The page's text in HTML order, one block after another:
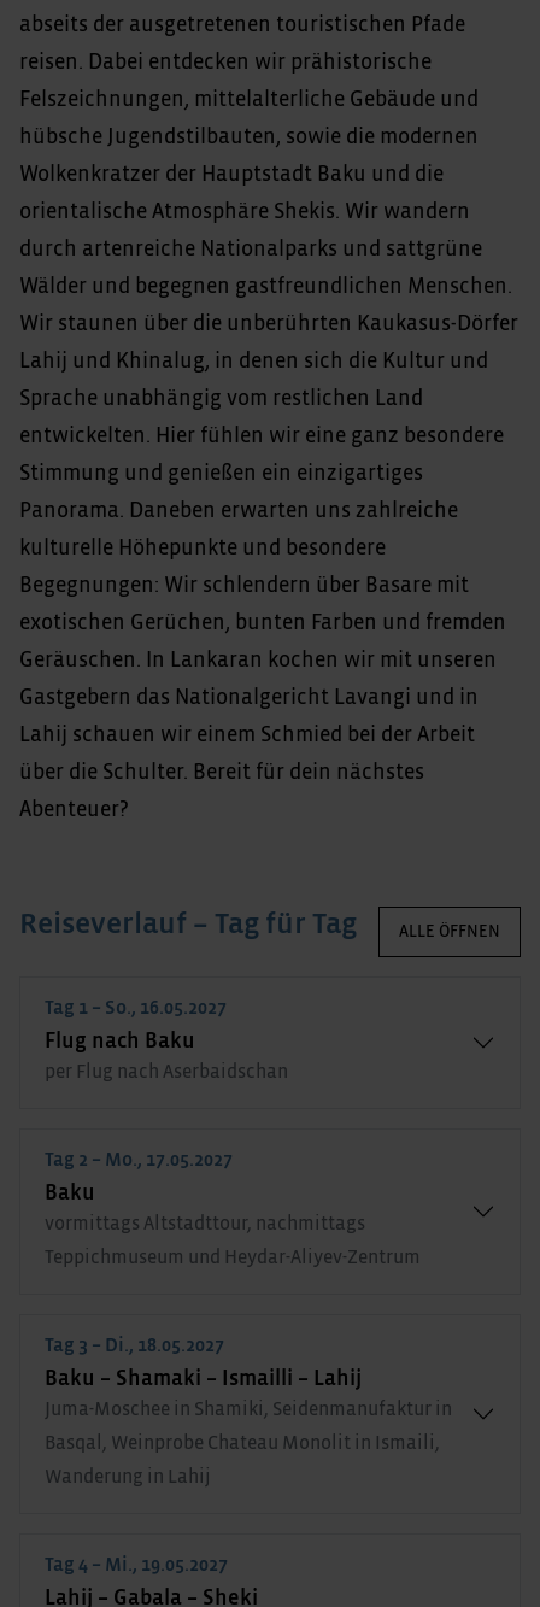
abseits der ausgetretenen touristischen Pfade
reisen. Dabei entdecken wir prähistorische
Felszeichnungen, mittelalterliche Gebäude und
hübsche Jugendstilbauten, sowie die modernen
Wolkenkratzer der Hauptstadt Baku und die
orientalische Atmosphäre Shekis. Wir wandern
durch artenreiche Nationalparks und sattgrüne
Wälder und begegnen gastfreundlichen Menschen.
Wir staunen über die unberührten Kaukasus-Dörfer
Lahij und Khinalug, in denen sich die Kultur und
Sprache unabhängig vom restlichen Land
entwickelten. Hier fühlen wir eine ganz besondere
Stimmung und genießen ein einzigartiges
Panorama. Daneben erwarten uns zahlreiche
kulturelle Höhepunkte und besondere
Begegnungen: Wir schlendern über Basare mit
exotischen Gerüchen, bunten Farben und fremden
Geräuschen. In Lankaran kochen wir mit unseren
Gastgebern das Nationalgericht Lavangi und in
Lahij schauen wir einem Schmied bei der Arbeit
über die Schulter. Bereit für dein nächstes
Abenteuer?
Reiseverlauf – Tag für Tag ALLE ÖFFNEN
Tag 1 – So., 16.05.2027
Flug nach Baku
per Flug nach Aserbaidschan
Tag 2 – Mo., 17.05.2027
Baku
vormittags Altstadttour, nachmittags
Teppichmuseum und Heydar-Aliyev-Zentrum
Tag 3 – Di., 18.05.2027
Baku – Shamaki – Ismailli – Lahij
Juma-Moschee in Shamiki, Seidenmanufaktur in
Basqal, Weinprobe Chateau Monolit in Ismaili,
Wanderung in Lahij
Tag 4 – Mi., 19.05.2027
Lahij – Gabala – Sheki